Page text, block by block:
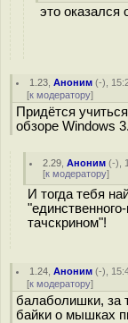
это оказался
1.23 ,Аноним (-),
[к модератору]
Придётся
обзоре Windows
2.29 ,Аноним (-),
[к модератору]
И тогда тебя
тачскрином"!
1.24 ,Аноним (-),
[к модератору]
балаболишки, за
байки о мышках